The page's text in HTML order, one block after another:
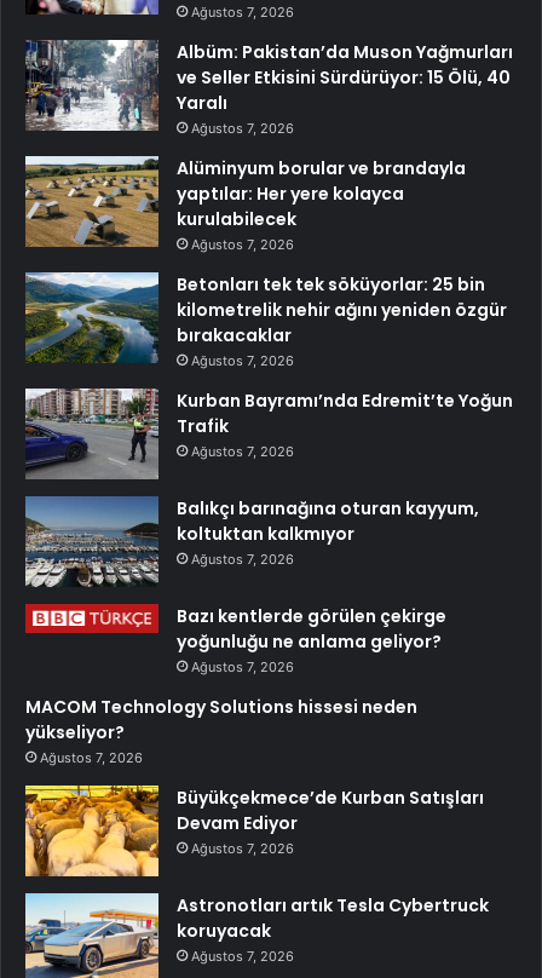
Ağustos 7, 2026
Albüm: Pakistan’da Muson Yağmurları
ve Seller Etkisini Sürdürüyor: 15 Ölü, 40
Yaralı
Ağustos 7, 2026
Alüminyum borular ve brandayla
yaptılar: Her yere kolayca
kurulabilecek
Ağustos 7, 2026
Betonları tek tek söküyorlar: 25 bin
kilometrelik nehir ağını yeniden özgür
bırakacaklar
Ağustos 7, 2026
Kurban Bayramı’nda Edremit’te Yoğun
Trafik
Ağustos 7, 2026
Balıkçı barınağına oturan kayyum,
koltuktan kalkmıyor
Ağustos 7, 2026
Bazı kentlerde görülen çekirge
yoğunluğu ne anlama geliyor?
Ağustos 7, 2026
MACOM Technology Solutions hissesi neden
yükseliyor?
Ağustos 7, 2026
Büyükçekmece’de Kurban Satışları
Devam Ediyor
Ağustos 7, 2026
Astronotları artık Tesla Cybertruck
koruyacak
Ağustos 7, 2026